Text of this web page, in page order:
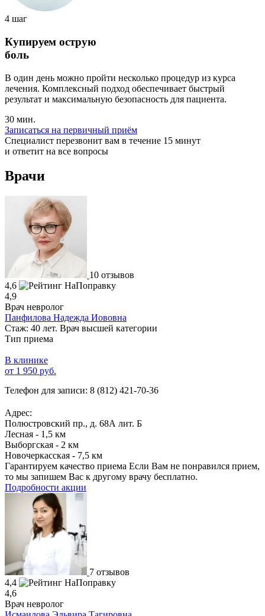
4 шаг
Купируем острую
боль
В один день можно пройти несколько процедур из курса
лечения. Комплексный подход обеспечивает быстрый
результат и максимальную безопасность для пациента.
30 мин.
Записаться на первичный приём
Специалист перезвонит вам в течение 15 минут
и ответит на все вопросы
Врачи
10 отзывов
4,6
4,9
Врач невролог
Панфилова Надежда Иововна
Стаж: 40 лет. Врач высшей категории
Тип приема
В клинике
от 1 950 руб.
Телефон для записи: 8 (812) 421-70-36
Адрес:
Полюстровский пр., д. 68А лит. Б
Лесная - 1,5 км
Выборгская - 2 км
Новочеркасская - 7,5 км
Гарантируем качество приема Если Вам не понравился прием,
то мы запишем Вас к другому врачу бесплатно.
Подробности акции
7 отзывов
4,4
4,6
Врач невролог